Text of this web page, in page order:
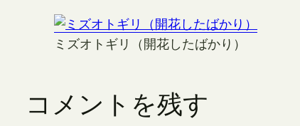
ミズオトギリ（開花したばかり）
コメントを残す